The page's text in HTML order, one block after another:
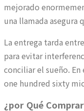
mejorado
una llamada
La entrega tarda
para evitar
conciliar el sueño.
one hundred sixty
¿por Qué